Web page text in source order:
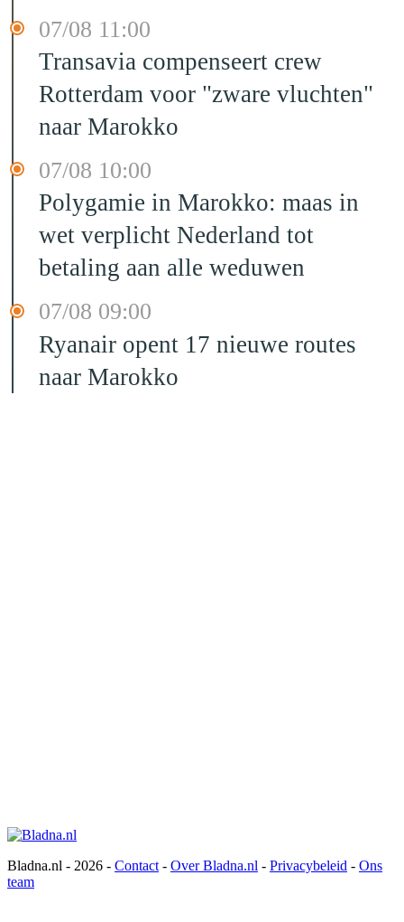
07/08 11:00
Transavia compenseert crew
Rotterdam voor "zware vluchten"
naar Marokko
07/08 10:00
Polygamie in Marokko: maas in
wet verplicht Nederland tot
betaling aan alle weduwen
07/08 09:00
Ryanair opent 17 nieuwe routes
naar Marokko
Bladna.nl - 2026 - Contact - Over Bladna.nl - Privacybeleid - Ons
team